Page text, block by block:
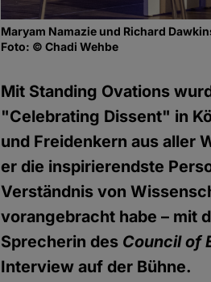
Maryam Namazie und Richard
Foto: © Chadi Wehbe
Mit Standing Ovations
"Celebrating Dissent" in
und Freidenkern aus aller
er die inspirierendste
Verständnis von
vorangebracht habe – mit
Sprecherin des Council of
Interview auf der Bühne.